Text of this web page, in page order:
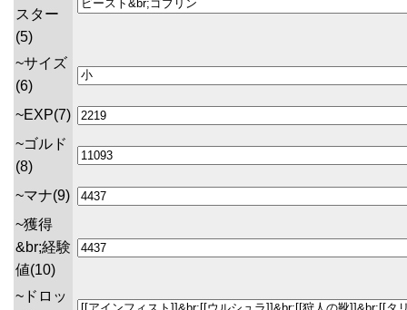
スター
(5)
~サイズ
(6)
~EXP(7)
~ゴルド
(8)
~マナ(9)
~獲得
&br;経験
値(10)
~ドロッ